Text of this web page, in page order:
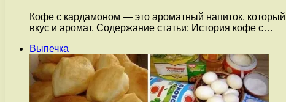
Кофе с кардамоном — это ароматный напиток,
вкус и аромат. Содержание статьи: История кофе с…
Выпечка